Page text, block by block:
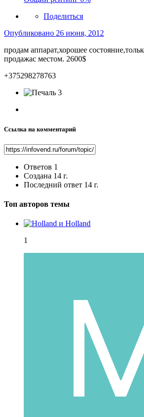
Поделиться
Опубликовано 26 июня, 2012
продам аппарат,хорошее
продажас местом. 2600$
+375298278763
3
Ссылка на комментарий
Ответов 1
Создана 14 г.
Последний ответ 14 г.
Топ авторов темы
1